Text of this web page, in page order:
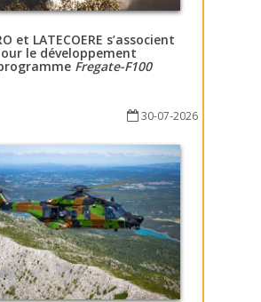
et LATECOERE s’associent
le développement
Fregate-F100
30-07-2026